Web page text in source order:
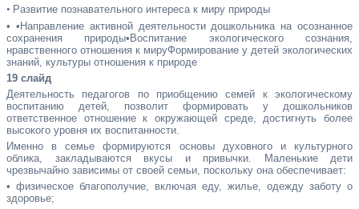
• Развитие познавательного интереса к миру природы
• •Направление активной деятельности дошкольника на осознанное
сохранения природы•Воспитание экологического сознания,
нравственного отношения к мируФормирование у детей экологических
знаний, культуры отношения к природе
19 слайд
Деятельность педагогов по приобщению семей к экологическому
воспитанию детей, позволит формировать у дошкольников
ответственное отношение к окружающей среде, достигнуть более
высокого уровня их воспитанности.
Именно в семье формируются основы духовного и культурного
облика, закладываются вкусы и привычки. Маленькие дети
чрезвычайно зависимы от своей семьи, поскольку она обеспечивает:
• физическое благополучие, включая еду, жилье, одежду заботу о
здоровье;